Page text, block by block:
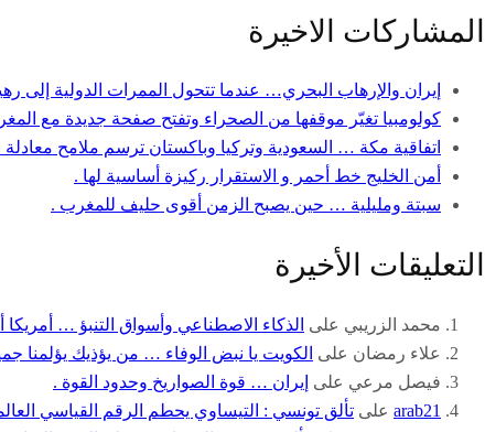
المشاركات الاخيرة
إيران والإرهاب البحري… عندما تتحول الممرات الدولية إلى
كولومبيا تغيّر موقفها من الصحراء وتفتح صفحة جديدة مع
اتفاقية مكة … السعودية وتركيا وباكستان ترسم ملامح معادلة
أمن الخليج خط أحمر و الاستقرار ركيزة أساسية لها .
سبتة ومليلية … حين يصبح الزمن أقوى حليف للمغرب .
التعليقات الأخيرة
محمد الزريبي على الذكاء الاصطناعي وأسواق التنبؤ … أمريكا
علاء رمضان على الكويت يا نبض الوفاء … من يؤذيك يؤلمنا
فيصل مرعي على إيران … قوة الصواريخ وحدود القوة .
arab21 على تألق تونسي : التيساوي يحطم الرقم القياسي